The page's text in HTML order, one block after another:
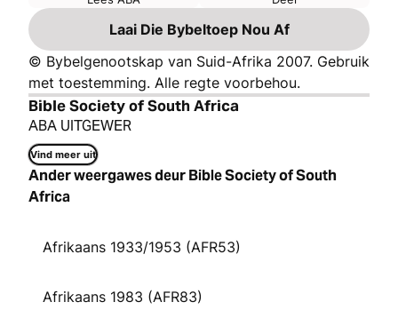
Laai Die Bybeltoep Nou Af
© Bybelgenootskap van Suid-Afrika 2007. Gebruik
met toestemming. Alle regte voorbehou.
Bible Society of South Africa
ABA UITGEWER
Vind meer uit
Ander weergawes deur Bible Society of South
Africa
Afrikaans 1933/1953 (AFR53)
Afrikaans 1983 (AFR83)